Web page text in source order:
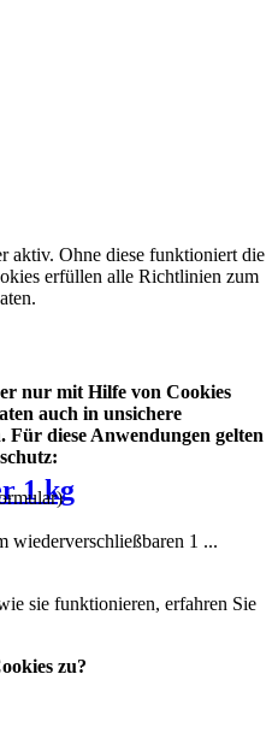
1 kg
wiederverschließbaren 1 ...
aktiv. Ohne diese funktioniert die
erfüllen alle Richtlinien zum
nur mit Hilfe von Cookies
auch in unsichere
diese Anwendungen gelten
sie funktionieren, erfahren Sie
zu?